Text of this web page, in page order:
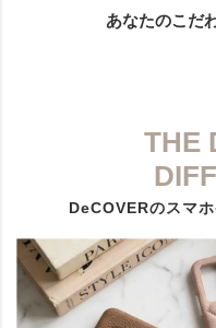
あなたのこだ
THE
DeCOVERのスマ